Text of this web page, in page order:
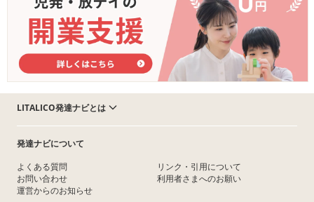
LITALICO発達ナビとは
発達ナビについて
よくある質問
お問い合わせ
運営からのお知らせ
リンク・引用について
利用者さまへのお願い